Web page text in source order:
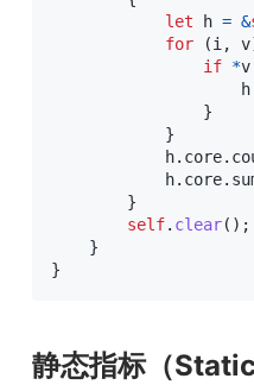
let h = &
for
(i , v
if *v
                    h
}
}
            h
. core.
            h
. core.
}
self. clear( ) ;
}
}
静态指标（